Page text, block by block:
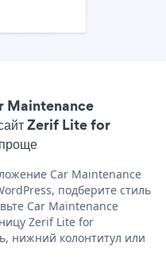
Maintenance
Zerif Lite for
Car Maintenance
подберите стиль
Car Maintenance
Zerif Lite for
нижний колонтитул или